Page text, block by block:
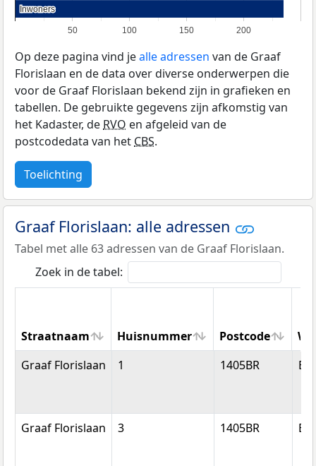
50 100 150 200
Inwoners
Inwoners
Op deze pagina vind jealle adressen van de Graaf
Florislaan en de data over diverse onderwerpen die
voor de Graaf Florislaan bekend zijn in grafieken en
tabellen. De gebruikte gegevens zijn afkomstig van
het Kadaster, deRVO en afgeleid van de
postcodedata van hetCBS.
Toelichting
Graaf Florislaan: alle adressen
Tabel met alle 63 adressen van de Graaf Florislaan.
Zoek in de tabel:
Straatnaam Huisnummer Postcode
Straatnaam
Huisnummer Postcode
Graaf Florislaan 1 1405BR
Graaf Florislaan 3 1405BR